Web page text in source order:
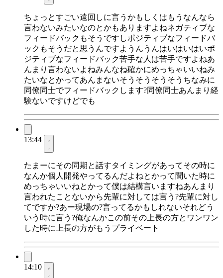
ちょっとすごい遠回しに言うかもしくはもうなんなら
言わないみたいなのとかもありますよねネガティブな
フィードバックもそうですしポジティブなフィードバ
ックもそうだと思うんですようんうんはいはいはいポ
ジティブなフィードバック苦手な人は苦手ですよねあ
んまり言わないよねみんなね確かにめっちゃいいねみ
たいなとかってあんまないそうそうそうそうちなみに
同僚同士でフィードバックします?同僚同士あんまり経
験ないですけどでも
13:44
たまーにその同期と話すタイミングがあってその時に
なんか個人開発やってるんだよねとかって聞いた時に
めっちゃいいねとかって僕は結構言いますねあんまり
言われたことないから先輩に対しては言う?先輩に対し
てですか?あー現場の?言ってるかもしれないそれどう
いう時に言う?俺なんかこの前その上長の方とワンワン
した時に上長の方がもうプライベート
14:10